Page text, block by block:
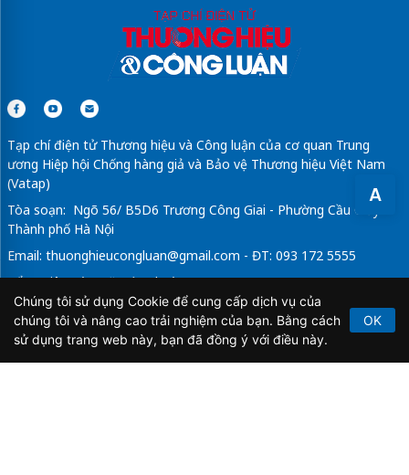
A
Tạp chí điện tử Thương hiệu và Công luận của cơ quan Trung
ương Hiệp hội Chống hàng giả và Bảo vệ Thương hiệu Việt Nam
(Vatap)
Tòa soạn: Ngõ 56/ B5D6 Trương Công Giai - Phường Cầu Giấy -
Thành phố Hà Nội
Email: thuonghieucongluan@gmail.com - ĐT: 093 172 5555
Tổng Biên Tập: Vũ Đức Thuận
Giấy phép hoạt động báo chí điện tử số 64/GP-BTTTT do Bộ
Thông tin và Truyền thông cấp ngày 21/2/2020.
Chúng tôi sử dụng Cookie để cung cấp dịch vụ của
chúng tôi và nâng cao trải nghiệm của bạn. Bằng cách
sử dụng trang web này, bạn đã đồng ý với điều này.
OK